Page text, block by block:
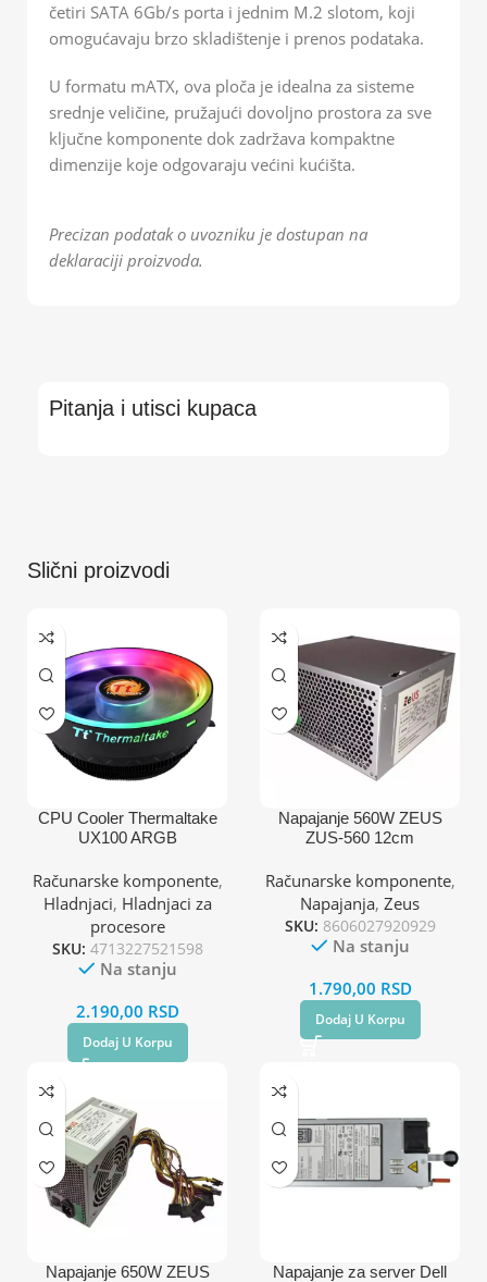
četiri SATA 6Gb/s porta i jednim M.2 slotom, koji
omogućavaju brzo skladištenje i prenos podataka.
U formatu mATX, ova ploča je idealna za sisteme
srednje veličine, pružajući dovoljno prostora za sve
ključne komponente dok zadržava kompaktne
dimenzije koje odgovaraju većini kućišta.
Precizan podatak o uvozniku je dostupan na
deklaraciji proizvoda.
Pitanja i utisci kupaca
Slični proizvodi
CPU Cooler Thermaltake
UX100 ARGB
Računarske komponente,
Hladnjaci, Hladnjaci za
procesore
SKU: 4713227521598
Na stanju
2.190,00 RSD
Dodaj U Korpu
Napajanje 560W ZEUS
ZUS-560 12cm
Računarske komponente,
Napajanja, Zeus
SKU: 8606027920929
Na stanju
1.790,00 RSD
Dodaj U Korpu
Napajanje 650W ZEUS
Napajanje za server Dell